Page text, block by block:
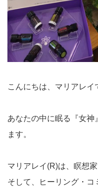
こんにちは、マリアレイ
あなたの中に眠る『女神
ます。
マリアレイ(R)は、瞑想
そして、ヒーリング・コ